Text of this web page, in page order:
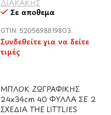
ΔΙΑΚΑΚΗΣ
Σε απόθεμα
GTIN: 5205698819803
Συνδεθείτε για να δείτε
τιμές
ΜΠΛΟΚ ΖΩΓΡΑΦΙΚΗΣ
24x34cm 40 ΦΥΛΛΑ ΣΕ 2
ΣΧΕΔΙΑ THE LITTLIES